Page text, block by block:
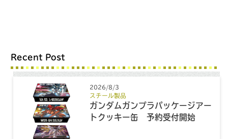
Recent Post
2026/8/3
スチール製品
ガンダムガンプラパッケージアー
トクッキー缶 予約受付開始